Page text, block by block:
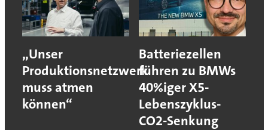
„Unser
Produktionsnetzwerk
muss atmen
können“
Batteriezellen
führen zu BMWs
40%iger X5-
Lebenszyklus-
CO2-Senkung